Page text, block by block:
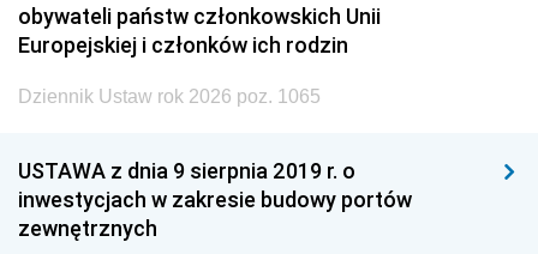
obywateli państw członkowskich Unii
Europejskiej i członków ich rodzin
Dziennik Ustaw rok 2026 poz. 1065
USTAWA z dnia 9 sierpnia 2019 r. o
inwestycjach w zakresie budowy portów
zewnętrznych